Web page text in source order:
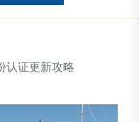
认证更新攻略